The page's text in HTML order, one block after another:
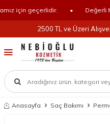
için geçerlidir. Değerli
2500 TL ve Üzeri
Anasayfa Saç Bakımı